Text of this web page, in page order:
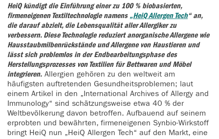
HeiQ kündigt die Einführung einer zu 100 % biobasierten,
firmeneigenen Textiltechnologie namens „HeiQ Allergen Tech“ an,
die darauf abzielt, die Lebensqualität aller Allergiker zu
verbessern. Diese Technologie reduziert anorganische Allergene wie
Hausstaubmilbenrückstände und Allergene von Haustieren und
lässt sich problemlos in der Endbearbeitungsphase des
Herstellungsprozesses von Textilien für Bettwaren und Möbel
integrieren. Allergien gehören zu den weltweit am
häufigsten auftretenden Gesundheitsproblemen; laut
einem Artikel in den „International Archives of Allergy and
Immunology“ sind schätzungsweise etwa 40 % der
Weltbevölkerung davon betroffen. Aufbauend auf seinem
erprobten und bewährten, firmeneigenen Synbio-Wirkstoff
bringt HeiQ nun „HeiQ Allergen Tech“ auf den Markt, eine